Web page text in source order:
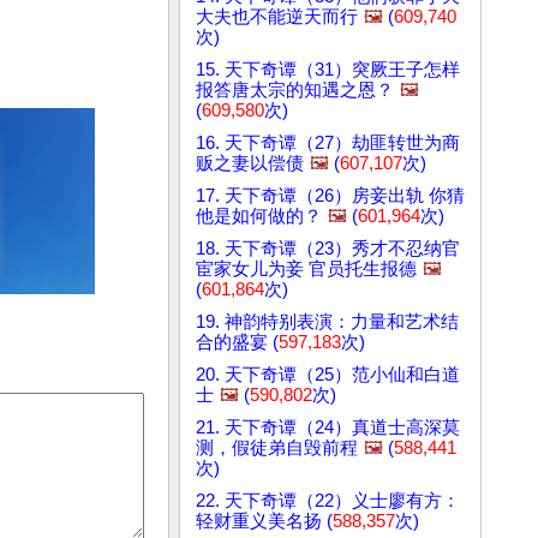
大夫也不能逆天而行 🖼️ (609,740
次)
15. 天下奇谭（31）突厥王子怎样
报答唐太宗的知遇之恩？ 🖼️
(609,580次)
16. 天下奇谭（27）劫匪转世为商
贩之妻以偿债 🖼️ (607,107次)
17. 天下奇谭（26）房妾出轨 你猜
他是如何做的？ 🖼️ (601,964次)
18. 天下奇谭（23）秀才不忍纳官
宦家女儿为妾 官员托生报德 🖼️
(601,864次)
19. 神韵特别表演：力量和艺术结
合的盛宴 (597,183次)
20. 天下奇谭（25）范小仙和白道
士 🖼️ (590,802次)
21. 天下奇谭（24）真道士高深莫
测，假徒弟自毁前程 🖼️ (588,441
次)
22. 天下奇谭（22）义士廖有方：
轻财重义美名扬 (588,357次)